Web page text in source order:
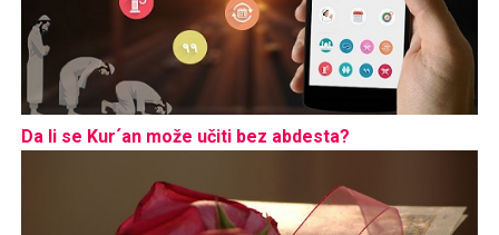
Da li se Kur´an može učiti bez abdesta?